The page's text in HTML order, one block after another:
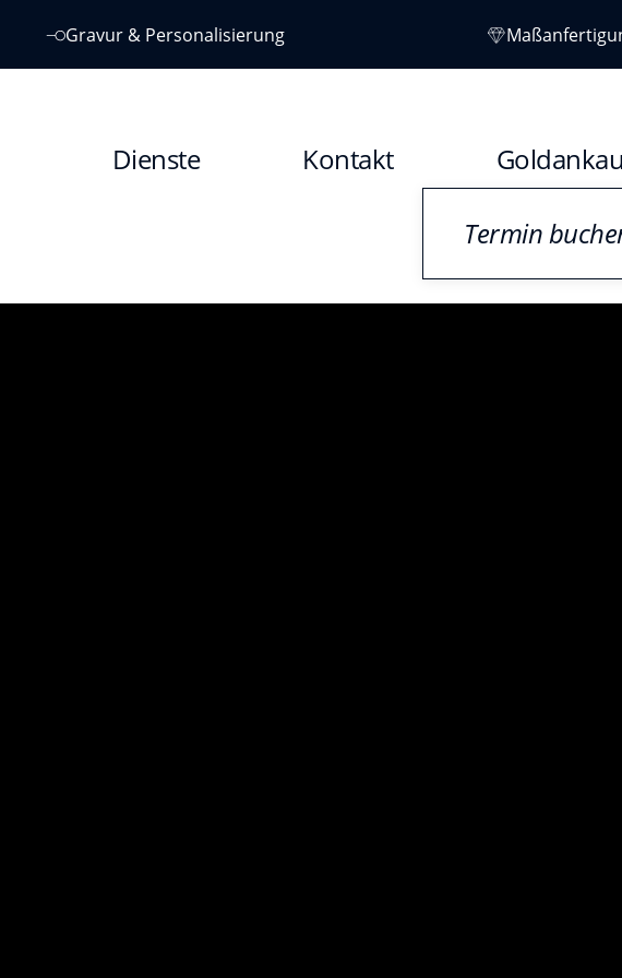
Gravur & Personalisierung
Dienste Kontakt
Termin